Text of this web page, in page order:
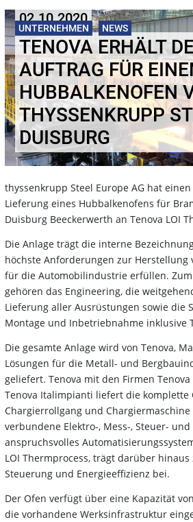
UNTERNEHMEN NEWS
02.10.2020
TENOVA ERHÄLT
AUFTRAG FÜR
HUBBALKENOFEN
THYSSENKRUPP
DUISBURG
thyssenkrupp Steel Europe AG hat
Lieferung eines Hubbalkenofens für
Duisburg Beeckerwerth an Tenova LOI
Die Anlage trägt die interne
höchste Anforderungen zur Herstellung
für die Automobilindustrie erfüllen.
gehören das Engineering, die
Lieferung aller Ausrüstungen sowie die
Montage und Inbetriebnahme inklusive
Die gesamte Anlage wird von Tenova,
Lösungen für die Metall- und
geliefert. Tenova mit den Firmen
Tenova Italimpianti liefert die komplette
Chargierrollgang und
verbundene Elektro-, Mess-, Steuer-
anspruchsvolles
LOI Thermprocess, trägt darüber
Steuerung und Energieeffizienz bei.
Der Ofen verfügt über eine Kapazität
die vorhandene Werksinfrastruktur